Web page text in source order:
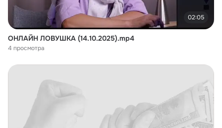
02:05
ОНЛАЙН ЛОВУШКА (14.10.2025).mp4
4 просмотра